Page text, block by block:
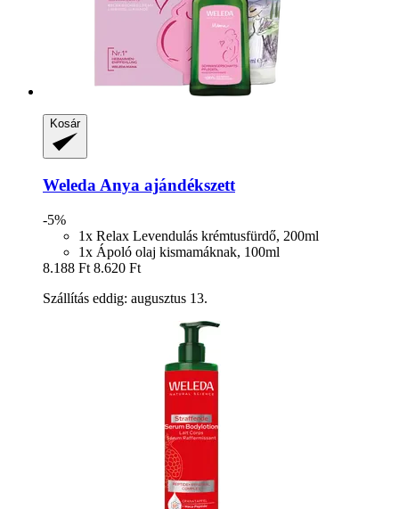
Kosár
Weleda Anya ajándékszett
-5%
1x Relax Levendulás krémtusfürdő, 200ml
1x Ápoló olaj kismamáknak, 100ml
8.188 Ft 8.620 Ft
Szállítás eddig: augusztus 13.